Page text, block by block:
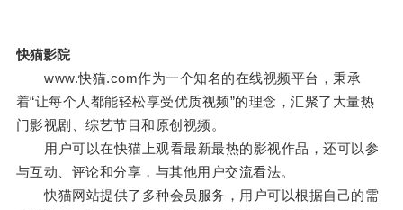
快猫影院
www.快猫.com作为一个知名的在线视频平台，秉承
着“让每个人都能轻松享受优质视频”的理念，汇聚了大量热
门影视剧、综艺节目和原创视频。
用户可以在快猫上观看最新最热的影视作品，还可以参
与互动、评论和分享，与其他用户交流看法。
快猫网站提供了多种会员服务，用户可以根据自己的需